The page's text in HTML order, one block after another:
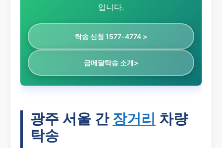
입니다.
탁송 신청 1577-4774 >
금메달탁송 소개>
광주 서울 간 장거리 차량
탁송